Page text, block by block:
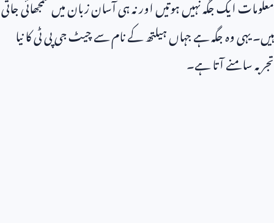
معلومات ایک جگہ نہیں ہوتیں اور نہ ہی آسان زبان میں سمجھائی جاتی
ہیں۔ یہی وہ جگہ ہے جہاں ہیلتھ کے نام سے چیٹ جی پی ٹی کا نیا
تجربہ سامنے آتا ہے۔